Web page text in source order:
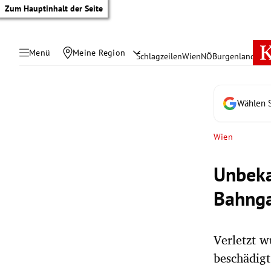
Zum Hauptinhalt der Seite
Menü Meine Region SchlagzeilenWienNÖBurgenland
Wählen
Wien
Verletzt